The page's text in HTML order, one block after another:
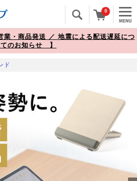
0
・商品発送 ／ 地震による配送遅延につ
のお知らせ 】
ド